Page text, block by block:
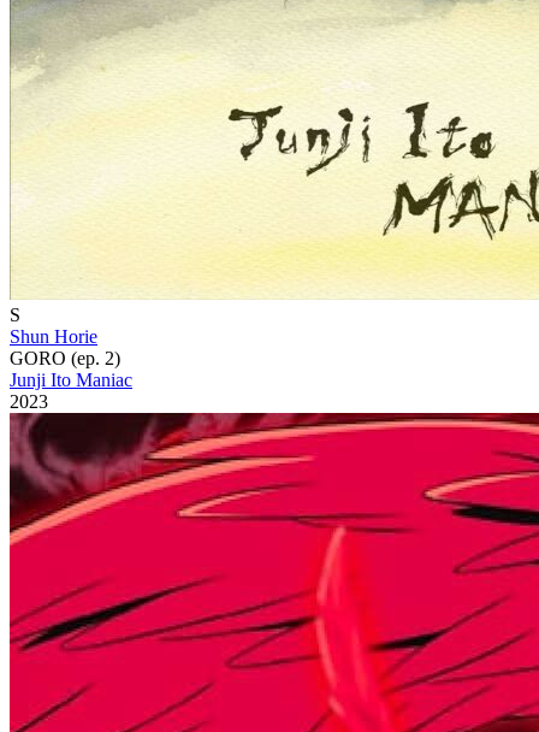
S
Shun Horie
GORO (ep. 2)
Junji Ito Maniac
2023